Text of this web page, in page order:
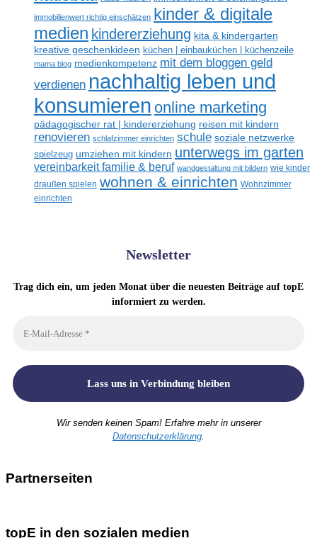
immobilienwert richtig einschätzen kinder & digitale
medien kindererziehung kita & kindergarten
kreative geschenkideen küchen | einbauküchen | küchenzeile
mama blog medienkompetenz mit dem bloggen geld
verdienen nachhaltig leben und
konsumieren online marketing
pädagogischer rat | kindererziehung reisen mit kindern
renovieren schlafzimmer einrichten schule soziale netzwerke
spielzeug umziehen mit kindern unterwegs im garten
vereinbarkeit familie & beruf wandgestaltung mit bildern wie kinder
draußen spielen wohnen & einrichten Wohnzimmer
einrichten
Newsletter
Trag dich ein, um jeden Monat über die neuesten Beiträge auf topE
informiert zu werden.
Wir senden keinen Spam! Erfahre mehr in unserer
Datenschutzerklärung.
Partnerseiten
topE in den sozialen medien